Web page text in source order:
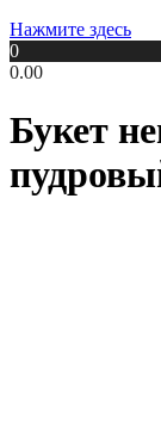
Нажмите здесь
0
0.00
Букет